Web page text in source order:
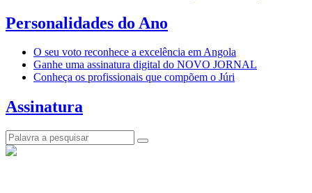
Personalidades do Ano
O seu voto reconhece a excelência em Angola
Ganhe uma assinatura digital do NOVO JORNAL
Conheça os profissionais que compõem o Júri
Assinatura